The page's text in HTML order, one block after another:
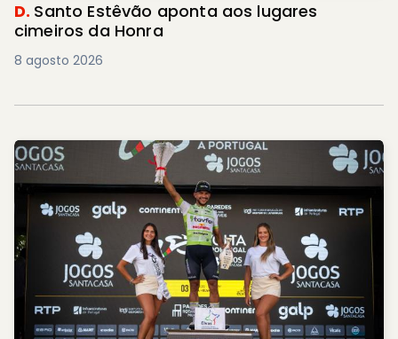
D. Santo Estêvão aponta aos lugares
cimeiros da Honra
8 agosto 2026